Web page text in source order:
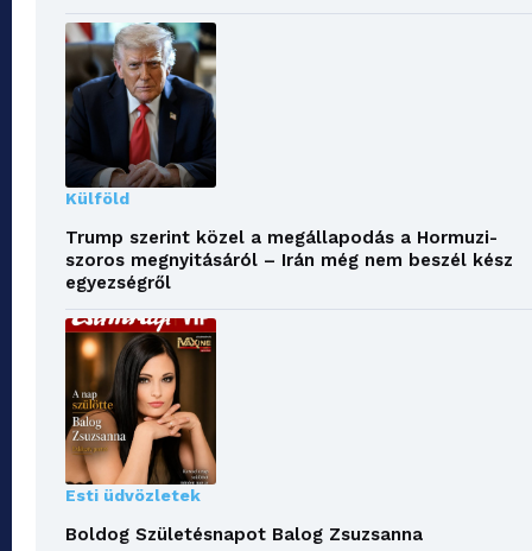
Külföld
Trump szerint közel a megállapodás a Hormuzi-
szoros megnyitásáról – Irán még nem beszél kész
egyezségről
Esti üdvözletek
Boldog Születésnapot Balog Zsuzsanna